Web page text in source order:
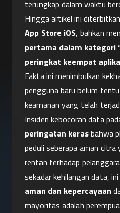
terungkap dalam waktu
App Store iOS, bahkan
pertama dalam kategori
peringkat keempat
Fakta ini menimbulkan
pengguna baru belum
keamanan yang telah
peringatan keras bahwa
peduli seberapa aman
rentan terhadap
sekadar kehilangan data,
aman dan kepercayaan
mayoritas adalah